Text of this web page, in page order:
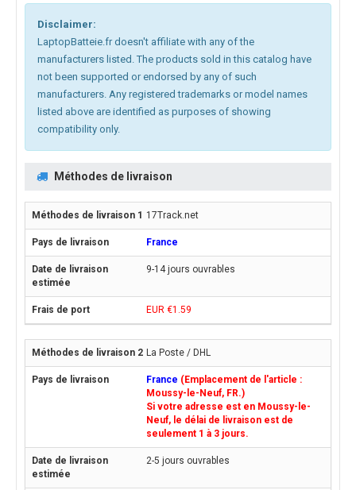
Disclaimer:
LaptopBatteie.fr doesn't affiliate with any of the
manufacturers listed. The products sold in this catalog have
not been supported or endorsed by any of such
manufacturers. Any registered trademarks or model names
listed above are identified as purposes of showing
compatibility only.
Méthodes de livraison
17Track.net
France
9-14 jours ouvrables
EUR €1.59
La Poste / DHL
France (Emplacement de l'article :
Moussy-le-Neuf, FR.)
Si votre adresse est en Moussy-le-
Neuf, le délai de livraison est de
seulement 1 à 3 jours.
2-5 jours ouvrables